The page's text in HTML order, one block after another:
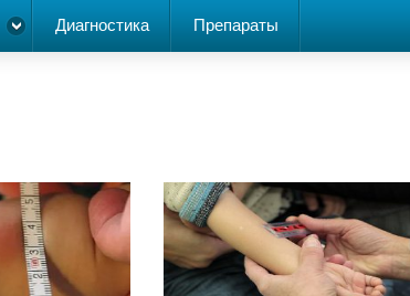
Диагностика Препараты